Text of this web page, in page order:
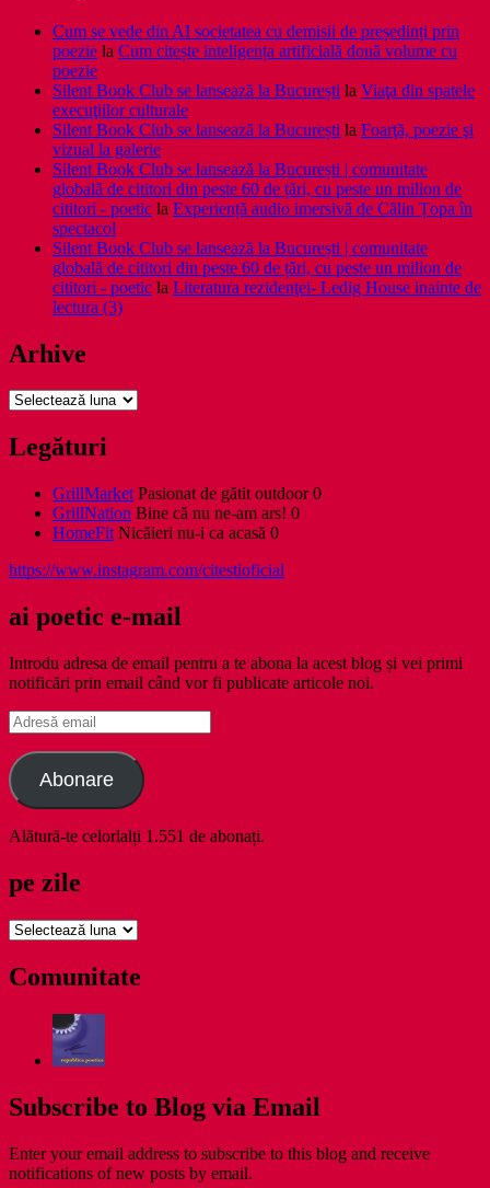
Cum se vede din AI societatea cu demisii de președinți prin
poezie la Cum citește inteligența artificială două volume cu
poezie
Silent Book Club se lansează la București la Viaţa din spatele
execuţiilor culturale
Silent Book Club se lansează la București la Foarţă, poezie şi
vizual la galerie
Silent Book Club se lansează la București | comunitate
globală de cititori din peste 60 de țări, cu peste un milion de
cititori - poetic la Experiență audio imersivă de Călin Țopa în
spectacol
Silent Book Club se lansează la București | comunitate
globală de cititori din peste 60 de țări, cu peste un milion de
cititori - poetic la Literatura rezidenţei- Ledig House inainte de
lectura (3)
Arhive
Arhive
Legături
GrillMarket Pasionat de gătit outdoor 0
GrillNation Bine că nu ne-am ars! 0
HomeFit Nicăieri nu-i ca acasă 0
https://www.instagram.com/citestioficial
ai poetic e-mail
Introdu adresa de email pentru a te abona la acest blog și vei primi
notificări prin email când vor fi publicate articole noi.
Adresă
email
Abonare
Alătură-te celorlalți 1.551 de abonați.
pe zile
pe
Comunitate
Subscribe to Blog via Email
Enter your email address to subscribe to this blog and receive
notifications of new posts by email.